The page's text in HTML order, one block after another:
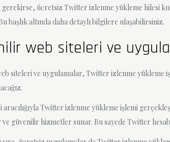
ücretsiz Twitter izlenme yükleme hilesi
başlık altında daha detaylı bilgilere ulaşabilirsiniz.
web siteleri ve
siteleri ve uygulamalar, Twitter izlenme yükleme
aracılığıyla Twitter izlenme yükleme işlemi
güvenilir hizmetler sunar. Bu sayede Twitter